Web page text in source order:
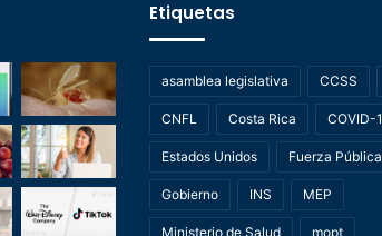
Etiquetas
asamblea legislativa CCSS
CNFL Costa Rica COVID-
Estados Unidos Fuerza Pública
Gobierno INS MEP
Ministerio de Salud mopt